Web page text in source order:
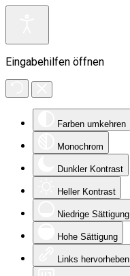
Eingabehilfen öffnen
Farben umkehren
Monochrom
Dunkler Kontrast
Heller Kontrast
Niedrige Sättigung
Hohe Sättigung
Links hervorheben